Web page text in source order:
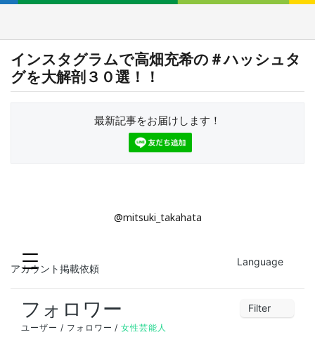
インスタグラムで高畑充希の＃ハッシュタ
グを大解剖３０選！！
最新記事をお届けします！
@mitsuki_takahata